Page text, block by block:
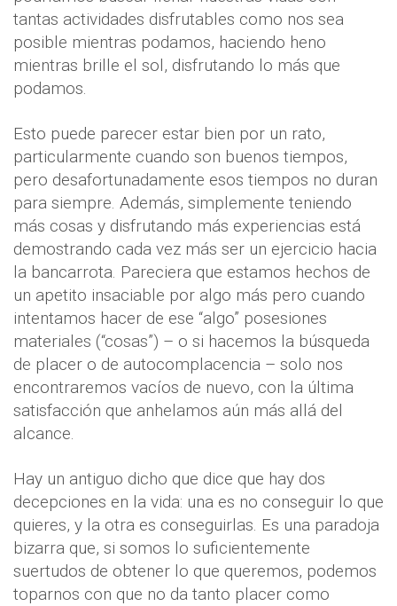
tantas actividades disfrutables como nos sea
posible mientras podamos, haciendo heno
mientras brille el sol, disfrutando lo más que
podamos.
Esto puede parecer estar bien por un rato,
particularmente cuando son buenos tiempos,
pero desafortunadamente esos tiempos no duran
para siempre. Además, simplemente teniendo
más cosas y disfrutando más experiencias está
demostrando cada vez más ser un ejercicio hacia
la bancarrota. Pareciera que estamos hechos de
un apetito insaciable por algo más pero cuando
intentamos hacer de ese “algo” posesiones
materiales (“cosas”) – o si hacemos la búsqueda
de placer o de autocomplacencia – solo nos
encontraremos vacíos de nuevo, con la última
satisfacción que anhelamos aún más allá del
alcance.
Hay un antiguo dicho que dice que hay dos
decepciones en la vida: una es no conseguir lo que
quieres, y la otra es conseguirlas. Es una paradoja
bizarra que, si somos lo suficientemente
suertudos de obtener lo que queremos, podemos
toparnos con que no da tanto placer como